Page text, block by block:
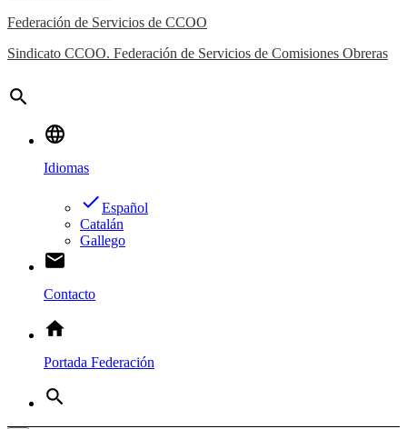
Federación de Servicios de CCOO
Sindicato CCOO. Federación de Servicios de Comisiones Obreras
search
language
Idiomas
doneEspañol
Catalán
Gallego
email
Contacto
home
Portada Federación
search